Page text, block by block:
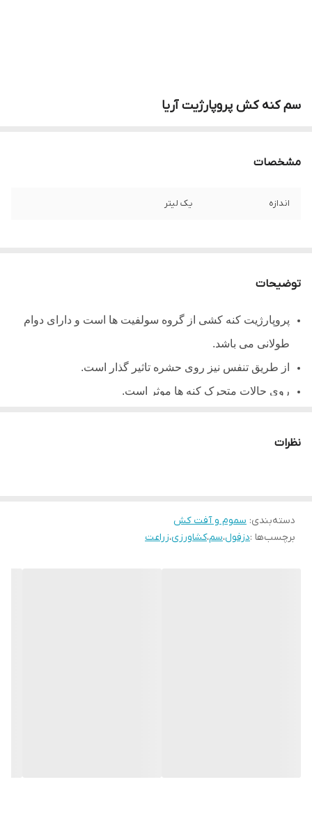
سم کنه کش پروپارژیت آریا
مشخصات
اندازه یک لیتر
توضیحات
پروپارژیت کنه کشی از گروه سولفیت ها است و دارای دوام
طولانی می باشد.
از طریق تنفس نیز روی حشره تاثیر گذار است.
روی حالات متحرک کنه ها موثر است.
نظرات
دسته‌بندی: سموم و آفت کش
برچسب‌ها :دزفول،سم،کشاورزی،زراعت